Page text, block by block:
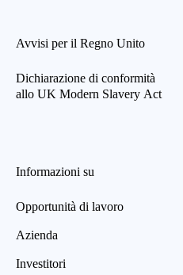
Avvisi per il Regno Unito
Dichiarazione di conformità
allo UK Modern Slavery Act
Informazioni su
Opportunità di lavoro
Azienda
Investitori